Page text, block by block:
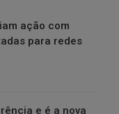
ação com
para redes
e é a nova